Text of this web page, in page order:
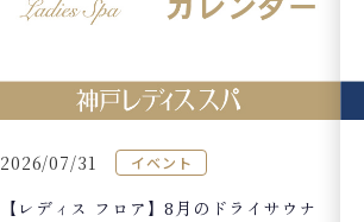
2026/07/31 イベント
【レディス フロア】8月のドライサウナ